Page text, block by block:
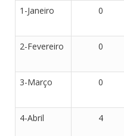
1-Janeiro
0
2-Fevereiro 0
3-Março 0
4-Abril 4